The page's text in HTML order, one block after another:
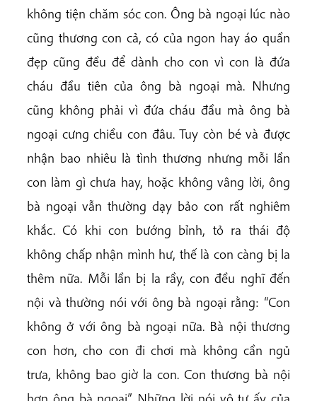
không tiện chăm sóc con. Ông bà ngoại lúc nào
cũng thương con cả, có của ngon hay áo quần
đẹp cũng đều để dành cho con vì con là đứa
cháu đầu tiên của ông bà ngoại mà. Nhưng
cũng không phải vì đứa cháu đầu mà ông bà
ngoại cưng chiều con đâu. Tuy còn bé và được
nhận bao nhiêu là tình thương nhưng mỗi lần
con làm gì chưa hay, hoặc không vâng lời, ông
bà ngoại vẫn thường dạy bảo con rất nghiêm
khắc. Có khi con bướng bỉnh, tỏ ra thái độ
không chấp nhận mình hư, thế là con càng bị la
thêm nữa. Mỗi lần bị la rầy, con đều nghĩ đến
nội và thường nói với ông bà ngoại rằng: “Con
không ở với ông bà ngoại nữa. Bà nội thương
con hơn, cho con đi chơi mà không cần ngủ
trưa, không bao giờ la con. Con thương bà nội